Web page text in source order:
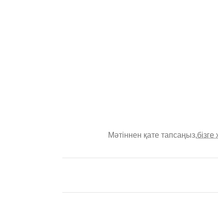
Мәтіннен қате тапсаңыз,